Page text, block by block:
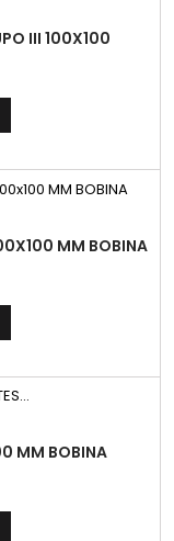
III 100X100
MM BOBINA
MM BOBINA